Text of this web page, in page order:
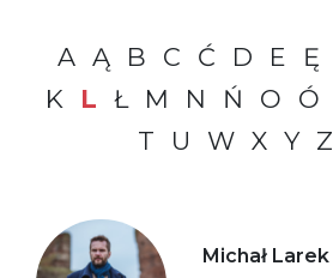
A Ą B C Ć D E Ę
K
L Ł M N Ń O Ó
T
U W X Y Z
Michał Larek